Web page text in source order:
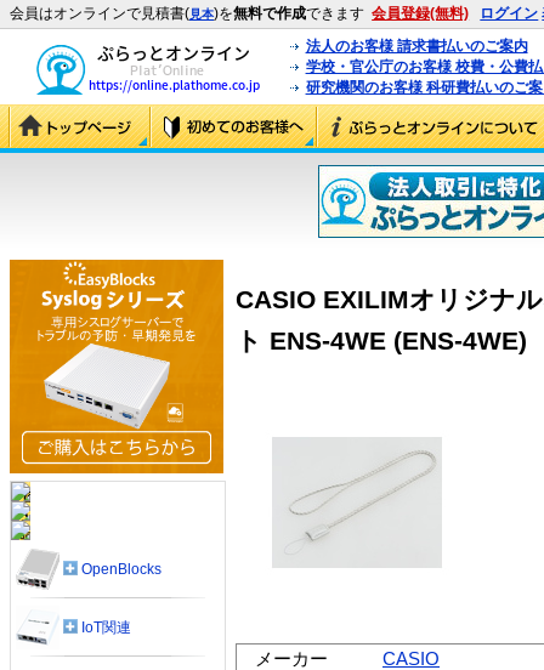
会員はオンラインで見積書(見本)を無料で作成できます 会員登録(無料) ログイン
法人のお客様 請求書払いのご案内
学校・官公庁のお客様 校費・公費
研究機関のお客様 科研費払いのご
CASIO EXILIMオリジナ
ト ENS-4WE (ENS-4WE)
メーカー
CASIO
OpenBlocks
IoT関連